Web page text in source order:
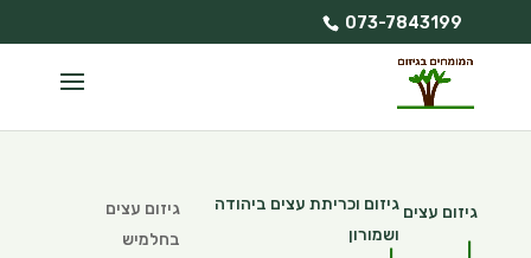
073-7843199
גיזום עצים גיזום וכריתת עצים ביהודה
ושמורון
גיזום עצים
בחלמיש